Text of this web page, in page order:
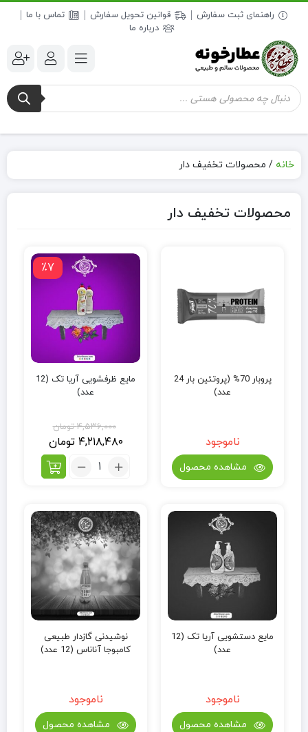
راهنمای ثبت سفارش قوانین تحویل سفارش
تماس با ما
درباره ما
خانه / محصولات تخفیف دار
محصولات تخفیف دار
پروبار 70% (پروتئین بار 24
عدد)
ناموجود
مشاهده محصول
٪7
مایع ظرفشویی آریا تک (12
عدد)
۴,۵۳۶,۰۰۰ تومان
۴,۲۱۸,۴۸۰ تومان
مایع دستشویی آریا تک (12
عدد)
ناموجود
مشاهده محصول
نوشیدنی گازدار طبیعی
کامبوجا آناناس (12 عدد)
ناموجود
مشاهده محصول